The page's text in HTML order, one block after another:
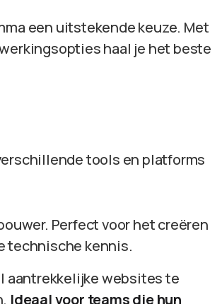
een uitstekende keuze. Met
haal je het beste
tools en platforms
Perfect voor het creëren
technische kennis.
aantrekkelijke websites te
Ideaal voor teams die hun